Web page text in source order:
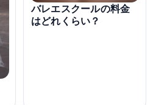
バレエスクールの料金
はどれくらい？